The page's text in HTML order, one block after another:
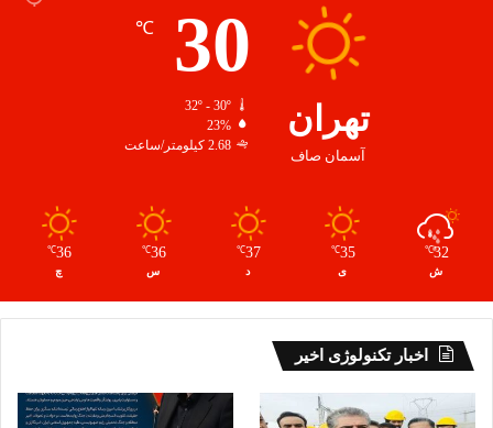
تهران
آسمان صاف
30
℃
32º - 30º
23%
2.68 کیلومتر/ساعت
32
℃
ش
35
℃
ی
37
℃
د
36
℃
س
36
℃
چ
اخبار تکنولوژی اخیر